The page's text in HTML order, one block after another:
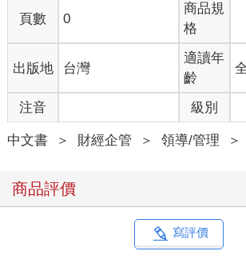
頁數 0
商品規
格
出版地 台灣
適讀年
齡
注音 級別
中文書 ＞ 財經企管 ＞ 領導/管理 ＞
商品評價
寫評價